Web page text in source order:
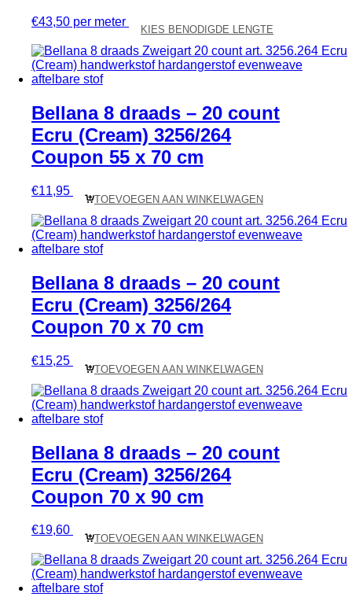
€43,50 per meter
KIES BENODIGDE LENGTE
Bellana 8 draads – 20 count
Ecru (Cream) 3256/264
Coupon 55 x 70 cm
€11,95
TOEVOEGEN AAN WINKELWAGEN
Bellana 8 draads – 20 count
Ecru (Cream) 3256/264
Coupon 70 x 70 cm
€15,25
TOEVOEGEN AAN WINKELWAGEN
Bellana 8 draads – 20 count
Ecru (Cream) 3256/264
Coupon 70 x 90 cm
€19,60
TOEVOEGEN AAN WINKELWAGEN